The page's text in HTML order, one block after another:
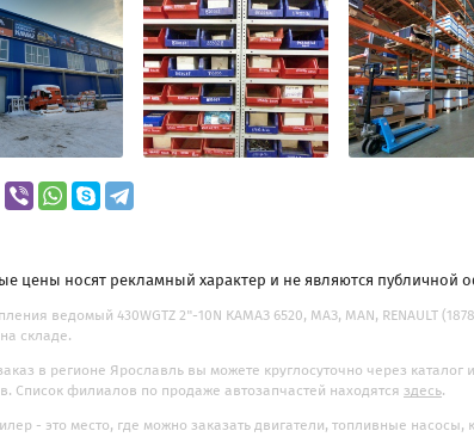
цены носят рекламный характер и не являются публичной
ведомый 430WGTZ 2"-10N КАМАЗ 6520, МАЗ, MAN, RENAULT
складе.
в регионе Ярославль вы можете круглосуточно через
Список филиалов по продаже автозапчастей находятся здесь.
- это место, где можно заказать двигатели, топливные